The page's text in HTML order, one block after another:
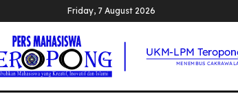
Friday, 7 August 2026